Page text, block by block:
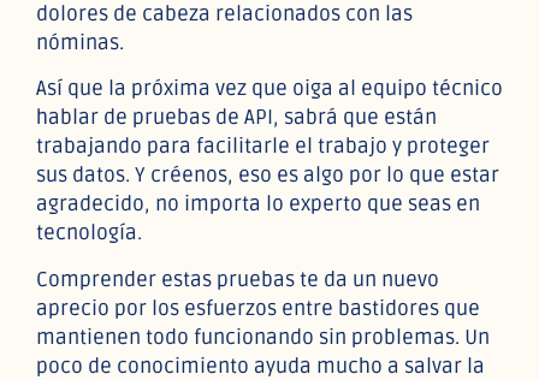
dolores de cabeza relacionados con las
nóminas.
Así que la próxima vez que oiga al equipo técnico
hablar de pruebas de API, sabrá que están
trabajando para facilitarle el trabajo y proteger
sus datos. Y créenos, eso es algo por lo que estar
agradecido, no importa lo experto que seas en
tecnología.
Comprender estas pruebas te da un nuevo
aprecio por los esfuerzos entre bastidores que
mantienen todo funcionando sin problemas. Un
poco de conocimiento ayuda mucho a salvar la